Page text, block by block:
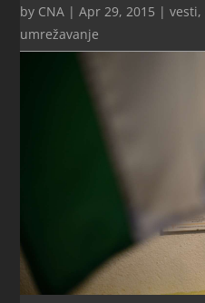
by CNA |Apr 29, 2015 |vesti,
umrežavanje